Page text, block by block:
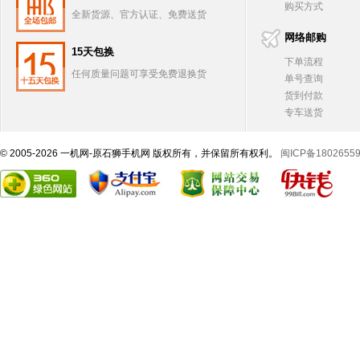
全新货源、官方认证、免费送货
15天包换
任何质量问题可享受免费退换货
购买方式
网络邮购
下单流程
单号查询
货到付款
专车送货
© 2005-2026 一机网-原石狮手机网 版权所有，并保留所有权利。 闽ICP备